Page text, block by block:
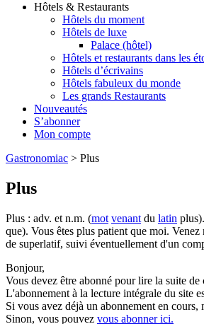
Hôtels & Restaurants
Hôtels du moment
Hôtels de luxe
Palace (hôtel)
Hôtels et restaurants dans les
Hôtels d’écrivains
Hôtels fabuleux du monde
Les grands Restaurants
Nouveautés
S’abonner
Mon compte
Gastronomiac > Plus
Plus
Plus : adv. et n.m. (mot venant du latin
que). Vous êtes plus patient que moi.
de superlatif, suivi éventuellement d'un
Bonjour,
Vous devez être abonné pour lire la suite de
L'abonnement à la lecture intégrale du site
Si vous avez déjà un abonnement en
Sinon, vous pouvez vous abonner ici.